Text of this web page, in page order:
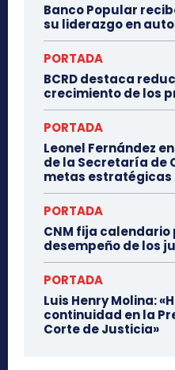
Banco Popular
su liderazgo en
PORTADA
BCRD destaca
crecimiento de los
PORTADA
Leonel Fernández
de la Secretaría de
metas estratégicas
PORTADA
CNM fija
desempeño de los
PORTADA
Luis Henry Molina:
continuidad en la
Corte de Justicia»